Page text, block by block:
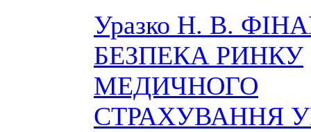
Уразко Н. В.
БЕЗПЕКА РИНКУ
МЕДИЧНОГО
СТРАХУВАННЯ